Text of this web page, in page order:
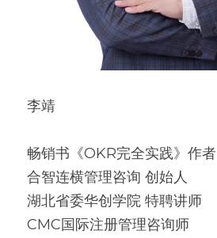
李靖
畅销书《OKR完全实践》作者
合智连横管理咨询 创始人
湖北省委华创学院 特聘讲师
CMC国际注册管理咨询师